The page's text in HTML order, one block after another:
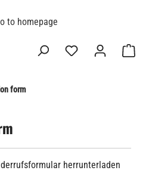
form
herrunterladen